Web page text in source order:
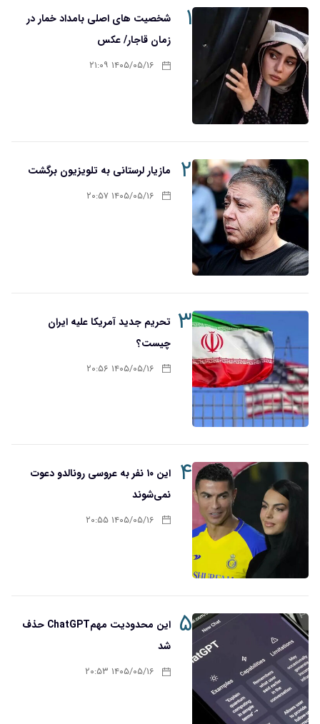
۱
شخصیت های اصلی بامداد خمار در
زمان قاجار/ عکس
۱۴۰۵/۰۵/۱۶ ۲۱:۰۹
۲ مازیار لرستانی به تلویزیون برگشت
۱۴۰۵/۰۵/۱۶ ۲۰:۵۷
۳ تحریم‌ جدید آمریکا علیه ایران
چیست؟
۱۴۰۵/۰۵/۱۶ ۲۰:۵۶
۴
این ۱۰ نفر به عروسی رونالدو دعوت
نمی‌شوند
۱۴۰۵/۰۵/۱۶ ۲۰:۵۵
۵
این محدودیت مهمChatGPT حذف
شد
۱۴۰۵/۰۵/۱۶ ۲۰:۵۳